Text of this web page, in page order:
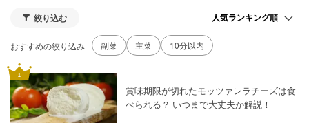
チェダーチーズ
絞り込む
おすすめの絞り込み 副菜 主菜 10分以内
賞味期限が切れたモッツァレラチーズは食
べられる？ いつまで大丈夫か解説！